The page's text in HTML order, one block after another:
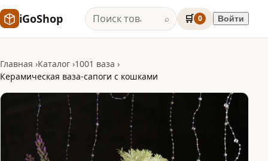
iGoShop ⌕ 🛒 0 Войти
Главная Каталог 1001 ваза
Керамическая ваза-сапоги с кошками